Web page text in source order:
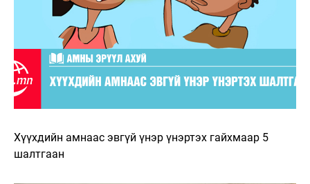
Хүүхдийн амнаас эвгүй үнэр үнэртэх гайхмаар 5
шалтгаан